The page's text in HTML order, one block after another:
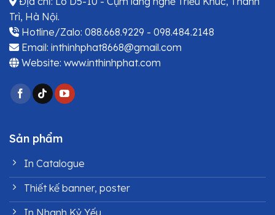
Trì, Hà Nội.
Hotline/Zalo: 088.668.9229 - 098.484.2148
Email: inthinhphat8668@gmail.com
Website: www.inthinhphat.com
Sản phẩm
In Catalogue
Thiết kế banner, poster